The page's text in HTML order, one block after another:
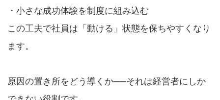
・小さな成功体験を制度に組み込む
この工夫で社員は「動ける」状態を保ちやすくなり
ます。
原因の置き所をどう導くか──それは経営者にしか